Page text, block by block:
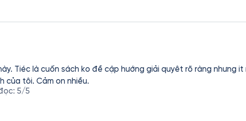
Tiéc là cuốn sách ko đề cập hướng giải quyêt rõ ràng nhưng
của tôi. Cảm on nhiều.
: 5/5